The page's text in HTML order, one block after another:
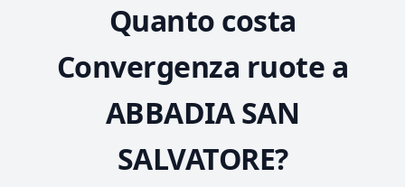
Quanto costa
Convergenza ruote a
ABBADIA SAN
SALVATORE?